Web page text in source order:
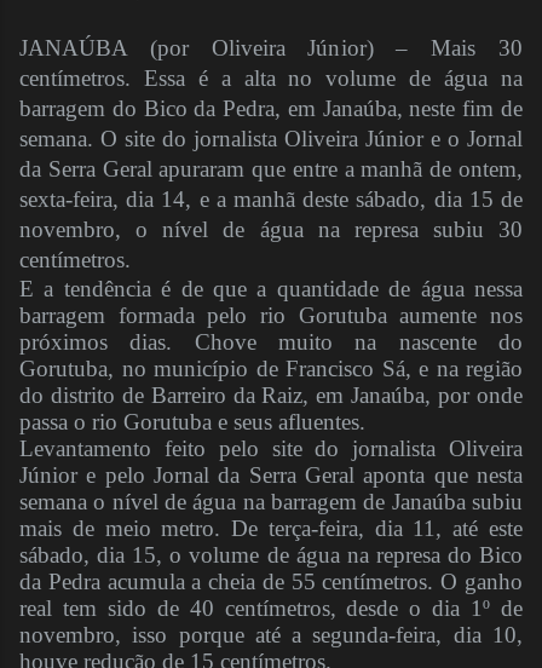
JANAÚBA (por Oliveira Júnior) – Mais 30
centímetros. Essa é a alta no volume de água na
barragem do Bico da Pedra, em Janaúba, neste fim de
semana. O site do jornalista Oliveira Júnior e o Jornal
da Serra Geral apuraram que entre a manhã de ontem,
sexta-feira, dia 14, e a manhã deste sábado, dia 15 de
novembro, o nível de água na represa subiu 30
centímetros.
E a tendência é de que a quantidade de água nessa
barragem formada pelo rio Gorutuba aumente nos
próximos dias. Chove muito na nascente do
Gorutuba, no município de Francisco Sá, e na região
do distrito de Barreiro da Raiz, em Janaúba, por onde
passa o rio Gorutuba e seus afluentes.
Levantamento feito pelo site do jornalista Oliveira
Júnior e pelo Jornal da Serra Geral aponta que nesta
semana o nível de água na barragem de Janaúba subiu
mais de meio metro. De terça-feira, dia 11, até este
sábado, dia 15, o volume de água na represa do Bico
da Pedra acumula a cheia de 55 centímetros. O ganho
real tem sido de 40 centímetros, desde o dia 1º de
novembro, isso porque até a segunda-feira, dia 10,
houve redução de 15 centímetros.